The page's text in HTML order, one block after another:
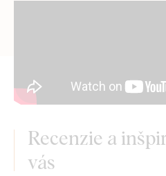
Recenzie a
vás